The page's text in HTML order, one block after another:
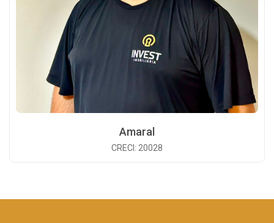
Amaral
CRECI: 20028